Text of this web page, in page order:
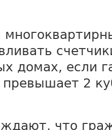
домах, если
превышает 2
что